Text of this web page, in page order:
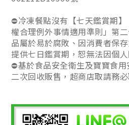
⛔冷凍餐點沒有【七天鑑賞期
權合理例外事情適用準則」第
品屬於易於腐敗、因消費者保
提供七日鑑賞期，恕無法因個
⛔基於食品安全衛生及寶寶食
二次回收販售，超商店取請務